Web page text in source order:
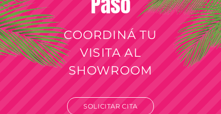
COORDINÁ TU
VISITA AL
SHOWROOM
SOLICITAR CITA